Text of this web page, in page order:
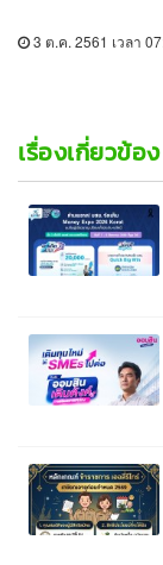
3 ต.ค. 2561 เวลา
เรื่องเกี่ยวข้อง